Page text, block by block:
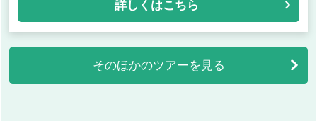
詳しくはこちら
そのほかのツアーを見る